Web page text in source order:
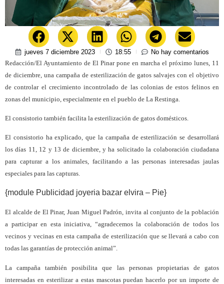
jueves 7 diciembre 2023 18:55
No hay comentarios
Redacción/El Ayuntamiento de El Pinar pone en marcha el próximo lunes, 11
de diciembre, una campaña de esterilización de gatos salvajes con el objetivo
de controlar el crecimiento incontrolado de las colonias de estos felinos en
zonas del municipio, especialmente en el pueblo de La Restinga.
El consistorio también facilita la esterilización de gatos domésticos.
El consistorio ha explicado, que la campaña de esterilización se desarrollará
los días 11, 12 y 13 de diciembre, y ha solicitado la colaboración ciudadana
para capturar a los animales, facilitando a las personas interesadas jaulas
especiales para las capturas.
{module Publicidad joyeria bazar elvira – Pie}
El alcalde de El Pinar, Juan Miguel Padrón, invita al conjunto de la población
a participar en esta iniciativa, “agradecemos la colaboración de todos los
vecinos y vecinas en esta campaña de esterilización que se llevará a cabo con
todas las garantías de protección animal”.
La campaña también posibilita que las personas propietarias de gatos
interesadas en esterilizar a estas mascotas puedan hacerlo por un importe de